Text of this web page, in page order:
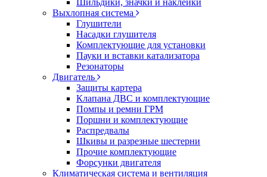
Шильдики, значки и наклейки
Выхлопная система
Глушители
Насадки глушителя
Комплектующие для установки
Пауки и вставки катализатора
Резонаторы
Двигатель
Защиты картера
Клапана ДВС и комплектующие
Помпы и ремни ГРМ
Поршни и комплектующие
Распредвалы
Шкивы и разрезные шестерни
Прочие комплектующие
Форсунки двигателя
Климатическая система и вентиляция